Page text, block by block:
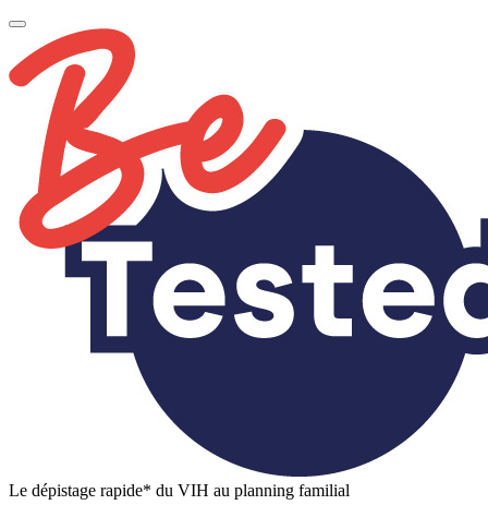
Le dépistage rapide* du VIH au planning familial